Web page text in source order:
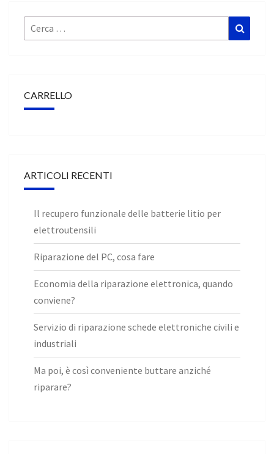
Cerca:
CARRELLO
ARTICOLI RECENTI
Il recupero funzionale delle batterie litio per
elettroutensili
Riparazione del PC, cosa fare
Economia della riparazione elettronica, quando
conviene?
Servizio di riparazione schede elettroniche civili e
industriali
Ma poi, è così conveniente buttare anziché
riparare?